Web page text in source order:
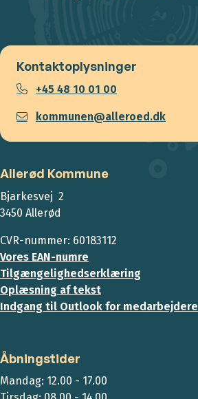
Kontaktoplysninger
+45 48 10 01 00
kommunen@alleroed.dk
Allerød Kommune
Bjarkesvej 2
3450 Allerød
CVR-nummer: 60183112
Vores EAN-numre
Tilgængelighedserklæring
Oplæsning af tekst
Indgang til Outlook for medarbejdere
Åbningstider
Mandag: 12.00 - 17.00